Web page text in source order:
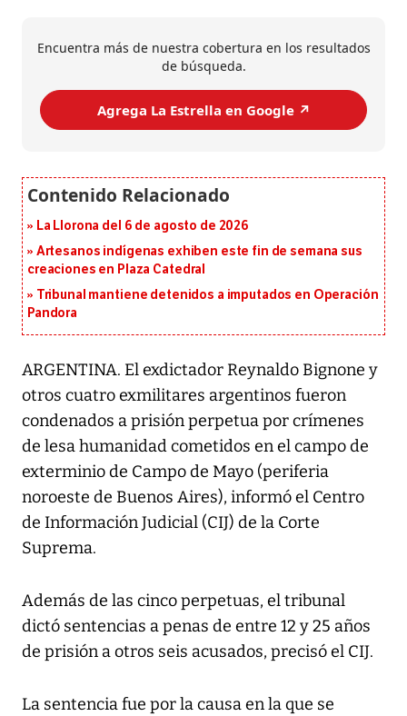
Encuentra más de nuestra cobertura en los resultados
de búsqueda.
Agrega La Estrella en Google ↗️
La Llorona del 6 de agosto de 2026
Artesanos indígenas exhiben este fin de semana sus
creaciones en Plaza Catedral
Tribunal mantiene detenidos a imputados en Operación
Pandora
ARGENTINA. El exdictador Reynaldo Bignone y
otros cuatro exmilitares argentinos fueron
condenados a prisión perpetua por crímenes
de lesa humanidad cometidos en el campo de
exterminio de Campo de Mayo (periferia
noroeste de Buenos Aires), informó el Centro
de Información Judicial (CIJ) de la Corte
Suprema.
Además de las cinco perpetuas, el tribunal
dictó sentencias a penas de entre 12 y 25 años
de prisión a otros seis acusados, precisó el CIJ.
La sentencia fue por la causa en la que se